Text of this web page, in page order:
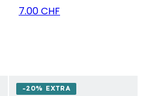
7.00 CHF
-20% EXTRA